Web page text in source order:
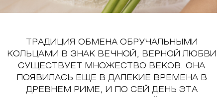
ТРАДИЦИЯ ОБМЕНА ОБРУЧАЛЬНЫМИ
КОЛЬЦАМИ В ЗНАК ВЕЧНОЙ, ВЕРНОЙ ЛЮБВИ
СУЩЕСТВУЕТ МНОЖЕСТВО ВЕКОВ. ОНА
ПОЯВИЛАСЬ ЕЩЕ В ДАЛЕКИЕ ВРЕМЕНА В
ДРЕВНЕМ РИМЕ, И ПО СЕЙ ДЕНЬ ЭТА